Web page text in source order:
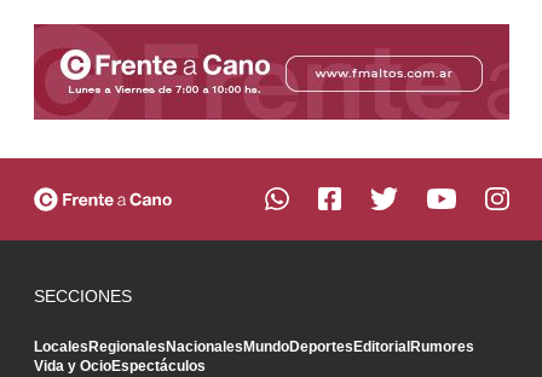
SECCIONES
LocalesRegionalesNacionalesMundoDeportesEditorialRumores
Vida y OcioEspectáculos